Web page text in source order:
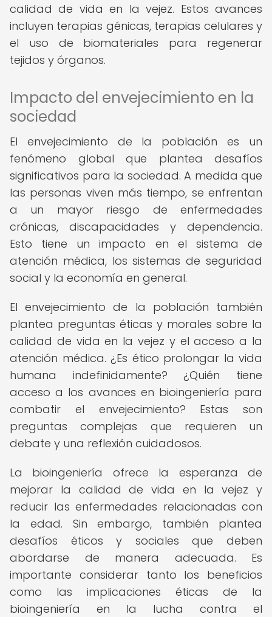
calidad de vida en la vejez. Estos avances
incluyen terapias génicas, terapias celulares y
el uso de biomateriales para regenerar
tejidos y órganos.
Impacto del envejecimiento en la
sociedad
El envejecimiento de la población es un
fenómeno global que plantea desafíos
significativos para la sociedad. A medida que
las personas viven más tiempo, se enfrentan
a un mayor riesgo de enfermedades
crónicas, discapacidades y dependencia.
Esto tiene un impacto en el sistema de
atención médica, los sistemas de seguridad
social y la economía en general.
El envejecimiento de la población también
plantea preguntas éticas y morales sobre la
calidad de vida en la vejez y el acceso a la
atención médica. ¿Es ético prolongar la vida
humana indefinidamente? ¿Quién tiene
acceso a los avances en bioingeniería para
combatir el envejecimiento? Estas son
preguntas complejas que requieren un
debate y una reflexión cuidadosos.
La bioingeniería ofrece la esperanza de
mejorar la calidad de vida en la vejez y
reducir las enfermedades relacionadas con
la edad. Sin embargo, también plantea
desafíos éticos y sociales que deben
abordarse de manera adecuada. Es
importante considerar tanto los beneficios
como las implicaciones éticas de la
bioingeniería en la lucha contra el